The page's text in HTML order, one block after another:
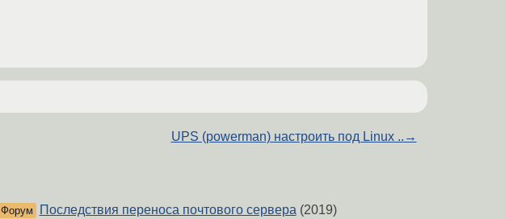
UPS (powerman) настроить под Linux .. →
Форум Последствия переноса почтового сервера (2019)